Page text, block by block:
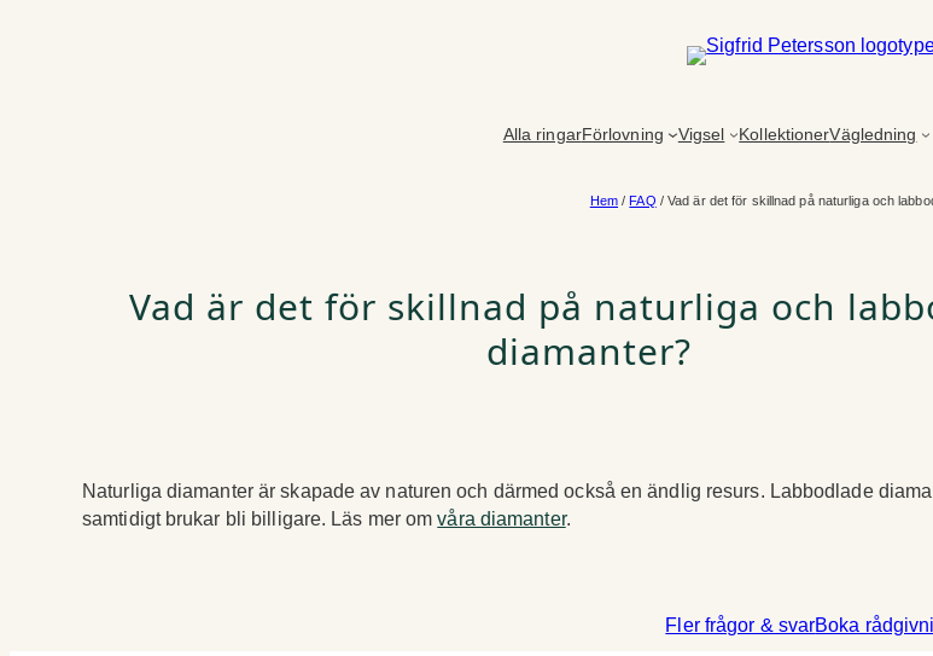
Alla ringarFörlovning Vigsel KollektionerVägledning
Hem /FAQ / Vad är det för skillnad på naturliga och
Vad är det för skillnad på naturliga och
diamanter?
Naturliga diamanter är skapade av naturen och därmed också en ändlig resurs. Labbodlade
samtidigt brukar bli billigare. Läs mer omvåra diamanter.
Fler frågor & svarBoka